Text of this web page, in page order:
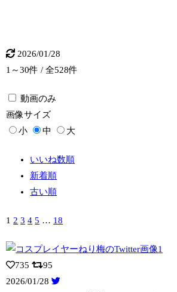
2026/01/28
1～30件 / 全528件
動画のみ
画像サイズ
小
中 大
いいね数順
新着順
古い順
1 2 3 4 5 … 18
735
95
2026/01/28